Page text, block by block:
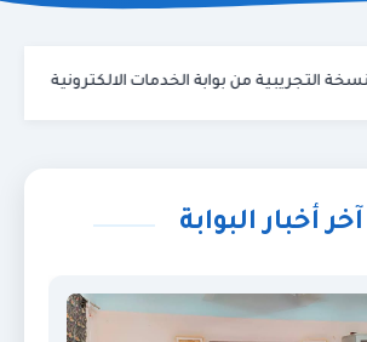
النسخة التجريبية من بوابة الخدمات
آخر أخبار البوابة